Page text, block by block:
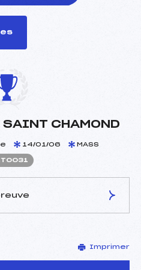
SAINT CHAMOND
14/01/06 MASS
POLLET SERGE ()
–
Imprimer